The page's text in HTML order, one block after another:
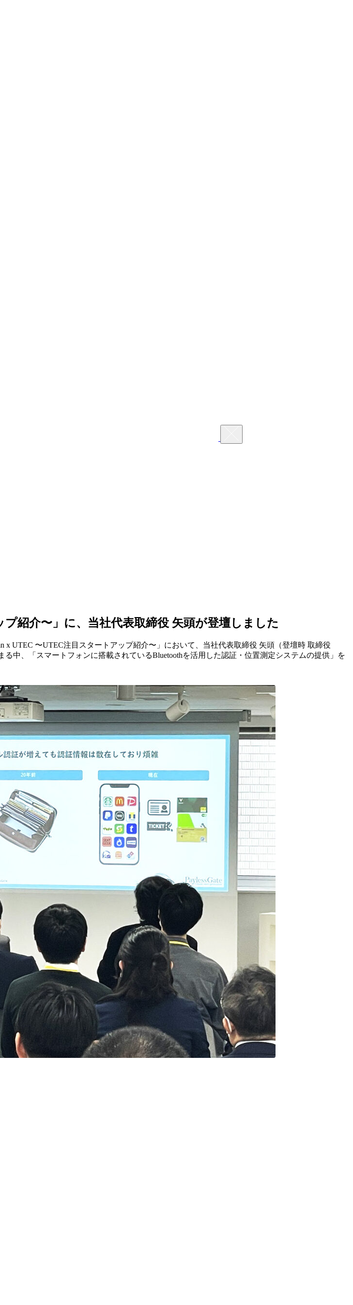
プ紹介〜」に、当社代表取締役 矢頭が登壇しました
x UTEC 〜UTEC注目スタートアップ紹介〜」において、当社代表取締役 矢頭（登壇時 取締役
中、「スマートフォンに搭載されているBluetoothを活用した認証・位置測定システムの提供」を